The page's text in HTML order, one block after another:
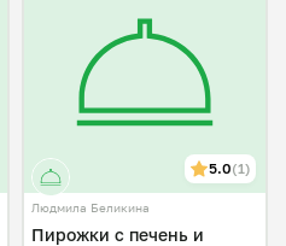
5.0(1)
Людмила Беликина
Пирожки с печень и